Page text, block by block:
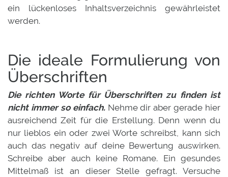
ein lückenloses Inhaltsverzeichnis gewährleistet
werden.
Die ideale Formulierung von
Überschriften
Die richten Worte für Überschriften zu finden ist
nicht immer so einfach. Nehme dir aber gerade hier
ausreichend Zeit für die Erstellung. Denn wenn du
nur lieblos ein oder zwei Worte schreibst, kann sich
auch das negativ auf deine Bewertung auswirken.
Schreibe aber auch keine Romane. Ein gesundes
Mittelmaß ist an dieser Stelle gefragt. Versuche